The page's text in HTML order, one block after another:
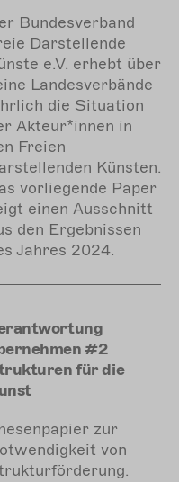
Bundesverband
Darstellende
e.V. erhebt über
Landesverbände
die Situation
Akteur*innen in
Freien
Künsten.
vorliegende Paper
einen Ausschnitt
den Ergebnissen
Jahres 2024.
#2
für die
zur
von